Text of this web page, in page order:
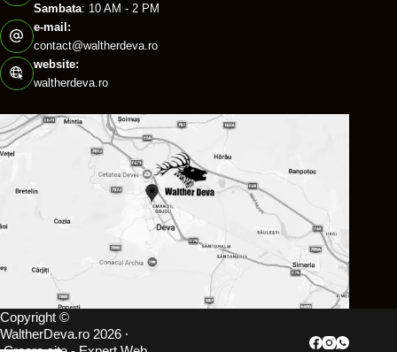
Sambata: 10 AM - 2 PM
e-mail:
contact@waltherdeva.ro
website:
waltherdeva.ro
Copyright ©
WaltherDeva.ro 2026 ⸱